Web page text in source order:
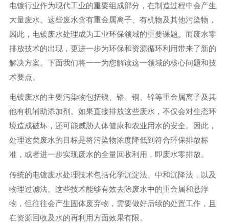
电镀行业作为现代工业的重要组成部分，在制造过程中会产生
大量废水。这些废水含有重金属离子、有机物及其他污染物，
因此，电镀废水处理成为工业环保领域的重要课题。而废水零
排放技术的出现，更进一步为环保和资源循环利用带来了新的
解决方案。下面我们将一一为您解读这一领域的核心问题和技
术要点。
电镀废水的主要污染物包括镍、铬、铜、锌等重金属离子及其
他有机辅助添加剂。如果直接排放这些废水，不仅会对生态环
境造成破坏，还可能威胁人体健康和农业用水的安全。因此，
处理这类废水的目标是将污染物浓度降低到符合环保排放标
准，或者进一步实现废水的全量回收利用，即废水零排放。
传统的电镀废水处理技术包括化学沉淀法、中和沉降法，以及
物理过滤法。这些技术能够有效去除废水中的重金属和悬浮
物，但往往会产生固体废弃物，需要做好后续的处置工作，且
在资源回收及水的再利用方面效果有限。